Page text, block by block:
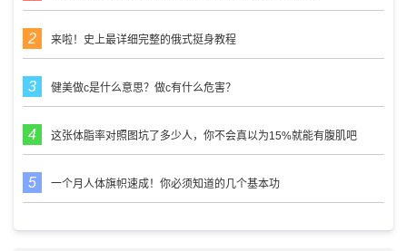
来啦！史上最详细完整的俄式挺身教程
健美做c是什么意思？做c有什么危害？
这张体脂率对照图坑了多少人，你不会真以为15%就能有腹肌吧
一个月人体旗帜速成！你必须知道的几个基本功